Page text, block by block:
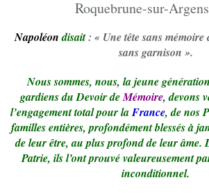
Napoléondisait: « Une tête sans mémoire
sans garnison ».
Nous sommes, nous, la jeune
gardiens du Devoir deMémoire, devons
l’engagement total pour laFrance, de nos
familles entières, profondément blessés à
de leur être, au plus profond de leur âme.
Patrie, ils l’ont prouvé valeureusement
inconditionnel.